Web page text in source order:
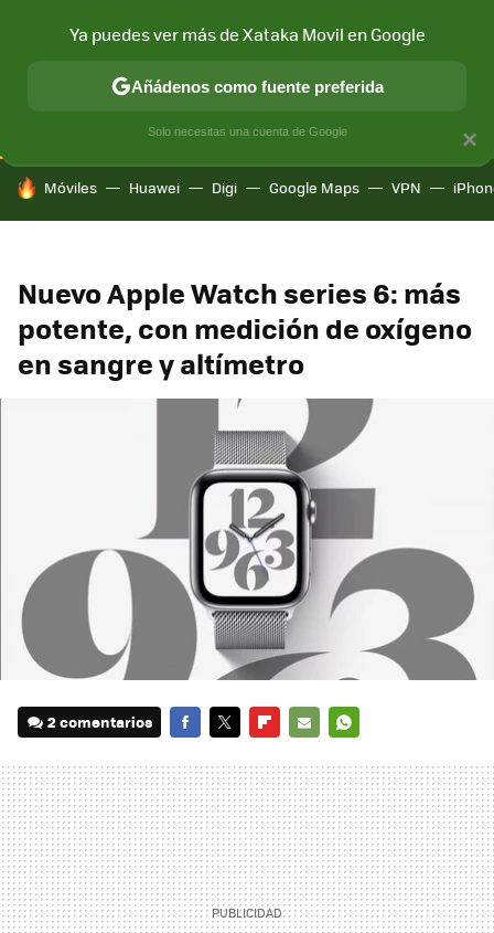
CONECTIVIDAD MÓVIL Y SOCIEDAD APLICACIONES
HOY SE HABLA DE
Móviles Huawei Digi Google Maps VPN
Nuevo Apple Watch series 6: más
potente, con medición de oxígeno
en sangre y altímetro
2 comentarios
MAIL
×
Ya puedes ver más de Xataka Movil en Google
Añádenos como fuente preferida
Solo necesitas una cuenta de Google